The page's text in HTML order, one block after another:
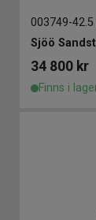
003749-
Sjöö
34 800 kr
Finns i